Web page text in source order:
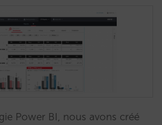
Power BI, nous avons créé